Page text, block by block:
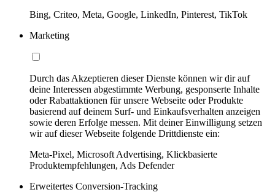
Bing, Criteo, Meta, Google, LinkedIn, Pinterest, TikTok
Marketing
Durch das Akzeptieren dieser Dienste können wir dir auf
deine Interessen abgestimmte Werbung, gesponserte Inhalte
oder Rabattaktionen für unsere Webseite oder Produkte
basierend auf deinem Surf- und Einkaufsverhalten anzeigen
sowie deren Erfolge messen. Mit deiner Einwilligung setzen
wir auf dieser Webseite folgende Drittdienste ein:
Meta-Pixel, Microsoft Advertising, Klickbasierte
Produktempfehlungen, Ads Defender
Erweitertes Conversion-Tracking